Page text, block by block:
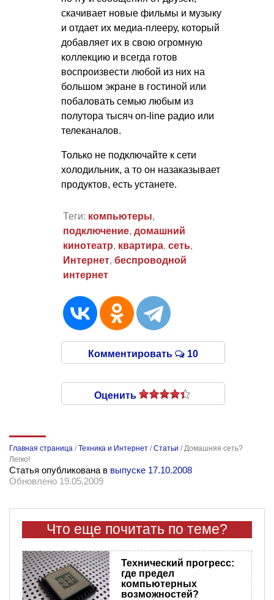
скачивает новые фильмы и музыку
и отдает их медиа-плееру, который
добавляет их в свою огромную
коллекцию и всегда готов
воспроизвести любой из них на
большом экране в гостиной или
побаловать семью любым из
полутора тысяч on-line радио или
телеканалов.
Только не подключайте к сети
холодильник, а то он назаказывает
продуктов, есть устанете.
Теги: компьютеры,
подключение, домашний
кинотеатр, квартира, сеть,
Интернет, беспроводной
интернет
Комментировать 10
Оценить
Главная страница /Техника и Интернет /Статьи /Домашняя сеть?
Легко!
Статья опубликована в выпуске 17.10.2008
Обновлено 19.05.2009
Что еще почитать по теме?
Технический прогресс:
где предел
компьютерных
возможностей?